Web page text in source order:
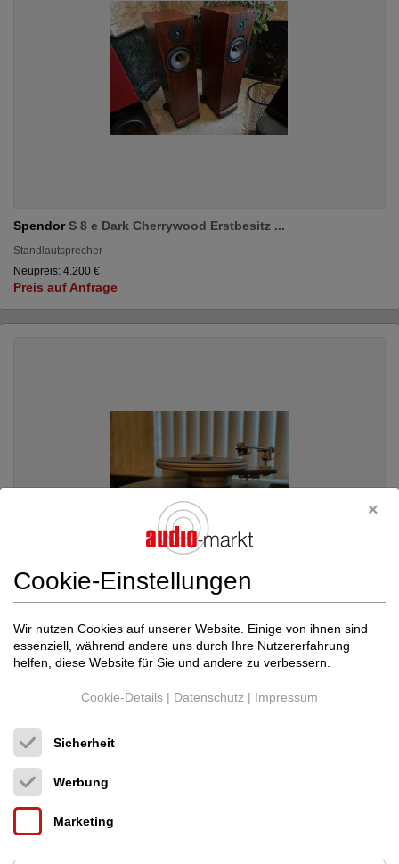
SpendorS 8 e Dark Cherrywood Erstbesitz ...
Standlautsprecher
Neupreis: 4.200 €
Preis auf Anfrage
Simon Yorke Designs S 9 Flamenco + Klang ...
Plattenspieler komplett
Preis auf Anfrage
Cookie-Einstellungen
Wir nutzen Cookies auf unserer Website. Einige von ihnen sind
essenziell, während andere uns durch Ihre Nutzererfahrung
helfen, diese Website für Sie und andere zu verbessern.
Cookie-Details | Datenschutz | Impressum
Sicherheit
Werbung
Marketing